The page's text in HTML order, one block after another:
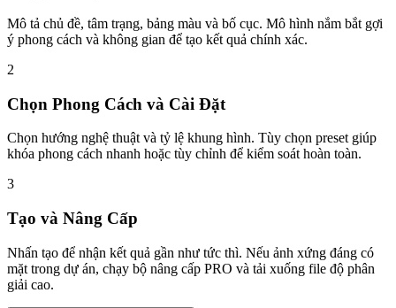
Mô tả chủ đề, tâm trạng, bảng màu và bố cục. Mô hình nắm bắt gợi
ý phong cách và không gian để tạo kết quả chính xác.
2
Chọn Phong Cách và Cài Đặt
Chọn hướng nghệ thuật và tỷ lệ khung hình. Tùy chọn preset giúp
khóa phong cách nhanh hoặc tùy chỉnh để kiểm soát hoàn toàn.
3
Tạo và Nâng Cấp
Nhấn tạo để nhận kết quả gần như tức thì. Nếu ảnh xứng đáng có
mặt trong dự án, chạy bộ nâng cấp PRO và tải xuống file độ phân
giải cao.